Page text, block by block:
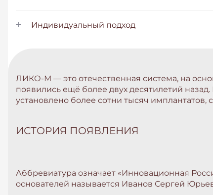
Индивидуальный подход
ЛИКО-М — это отечественная система, на
появились ещё более двух десятилетий
установлено более сотни тысяч имплантатов,
ИСТОРИЯ ПОЯВЛЕНИЯ
Аббревиатура означает «Инновационная
основателей называется Иванов Сергей